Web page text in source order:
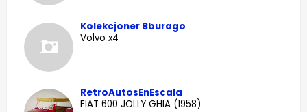
Kolekcjoner Bburago
Volvo x4
RetroAutosEnEscala
FIAT 600 JOLLY GHIA (1958)